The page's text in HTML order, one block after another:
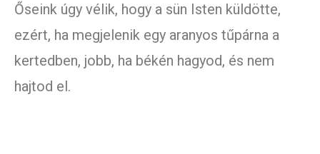
Őseink úgy vélik, hogy a sün Isten küldötte,
ezért, ha megjelenik egy aranyos tűpárna a
kertedben, jobb, ha békén hagyod, és nem
hajtod el.